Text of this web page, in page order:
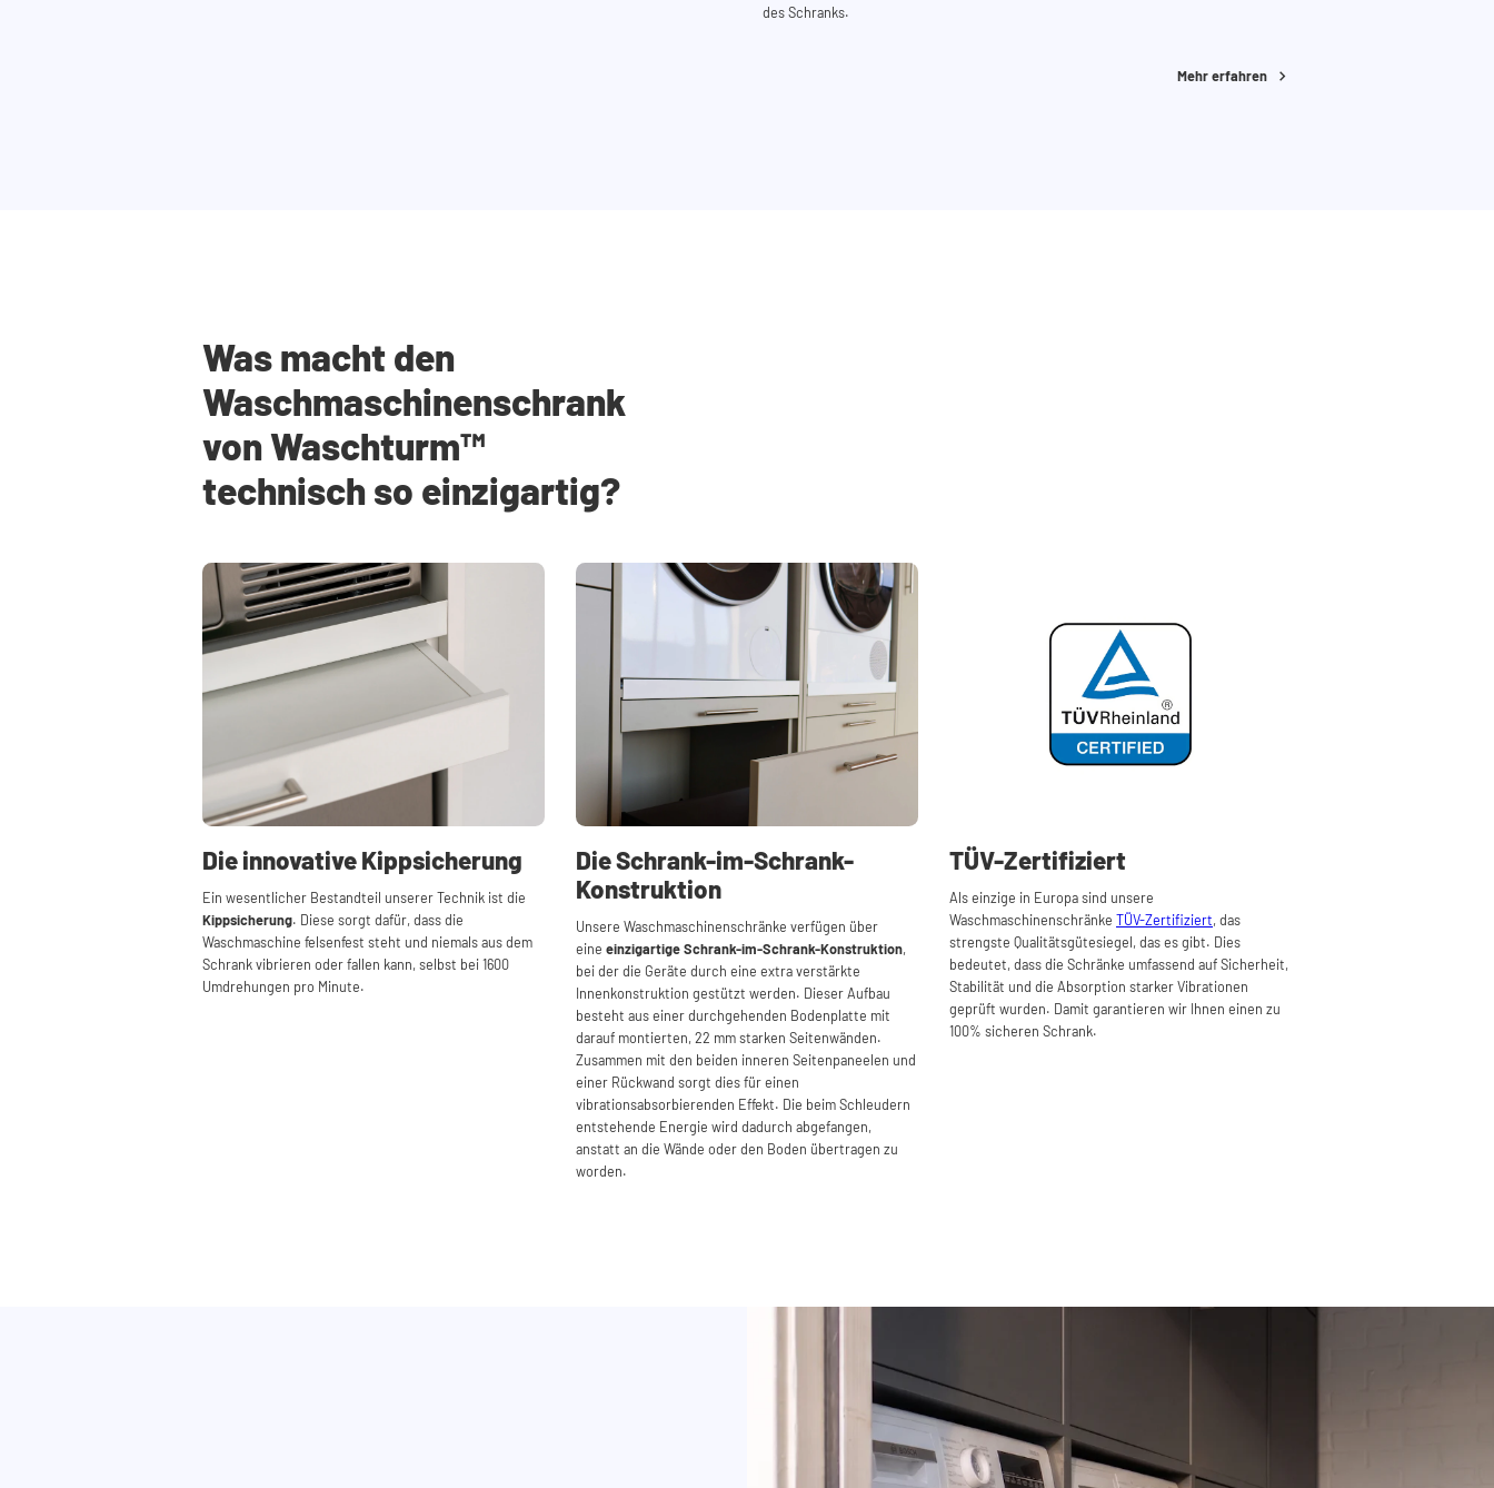
des Schranks.
Mehr erfahren
Was macht den
Waschmaschinenschrank
von Waschturm™
technisch so einzigartig?
Die innovative Kippsicherung
Ein wesentlicher Bestandteil unserer Technik ist die
Kippsicherung. Diese sorgt dafür, dass die
Waschmaschine felsenfest steht und niemals aus dem
Schrank vibrieren oder fallen kann, selbst bei 1600
Umdrehungen pro Minute.
Die Schrank-im-Schrank-
Konstruktion
Unsere Waschmaschinenschränke verfügen über
eine einzigartige Schrank-im-Schrank-Konstruktion,
bei der die Geräte durch eine extra verstärkte
Innenkonstruktion gestützt werden. Dieser Aufbau
besteht aus einer durchgehenden Bodenplatte mit
darauf montierten, 22 mm starken Seitenwänden.
Zusammen mit den beiden inneren Seitenpaneelen und
einer Rückwand sorgt dies für einen
vibrationsabsorbierenden Effekt. Die beim Schleudern
entstehende Energie wird dadurch abgefangen,
anstatt an die Wände oder den Boden übertragen zu
worden.
TÜV-Zertifiziert
Als einzige in Europa sind unsere
Waschmaschinenschränke TÜV-Zertifiziert, das
strengste Qualitätsgütesiegel, das es gibt. Dies
bedeutet, dass die Schränke umfassend auf Sicherheit,
Stabilität und die Absorption starker Vibrationen
geprüft wurden. Damit garantieren wir Ihnen einen zu
100% sicheren Schrank.